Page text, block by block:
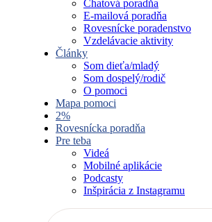
Chatová poradňa
E-mailová poradňa
Rovesnícke poradenstvo
Vzdelávacie aktivity
Články
Som dieťa/mladý
Som dospelý/rodič
O pomoci
Mapa pomoci
2%
Rovesnícka poradňa
Pre teba
Videá
Mobilné aplikácie
Podcasty
Inšpirácia z Instagramu